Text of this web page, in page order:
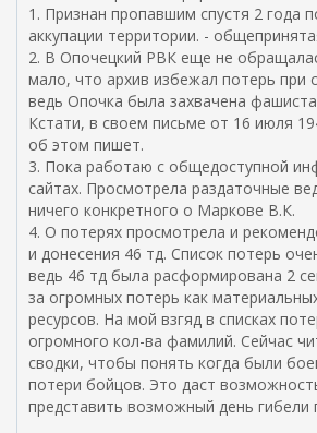
1. Признан пропавшим спустя 2 года
аккупации территории. -
2. В Опочецкий РВК еще не
мало, что архив избежал потерь при
ведь Опочка была захвачена
Кстати, в своем письме от 16 июля
об этом пишет.
3. Пока работаю с общедоступной
сайтах. Просмотрела раздаточные
ничего конкретного о Маркове В.К.
4. О потерях просмотрела и
и донесения 46 тд. Список потерь
ведь 46 тд была расформирована 2
за огромных потерь как
ресурсов. На мой взгяд в списках
огромного кол-ва фамилий. Сейчас
сводки, чтобы понять когда были
потери бойцов. Это даст
представить возможный день гибели